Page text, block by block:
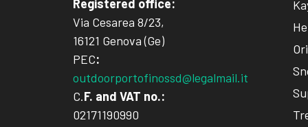
Registered office:
Via Cesarea 8/23,
16121 Genova (Ge)
PEC:
outdoorportofinossd@legalmail.it
C.F. and VAT no.:
02171190990